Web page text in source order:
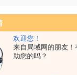
欢迎您！
来自局域网的朋友
助您的吗？
共 0 条记录，当前 1 /